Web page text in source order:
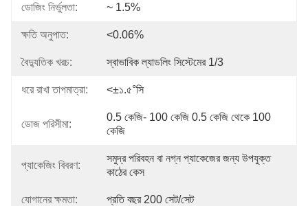
ডোজিং নির্ভুলতা: ~ 1.5%
ক্ষতি অনুপাত: <0.06%
বৈদ্যুতিক খরচ: স্বাভাবিক ল্যাডলিং সিস্টেমের 1/3
ধরে রাখা তাপমাত্রা: <±১.৫°সি
ডোজ পরিসীমা:
0.5 কেজি- 100 কেজি 0.5 কেজি থেকে 100
কেজি
প্যাকেজিং বিবরণ:
সমুদ্র পরিবহন বা নগ্ন প্যাকেজের জন্য উপযুক্ত
কাঠের কেস
যোগানের ক্ষমতা: প্রতি বছর 200 সেট/সেট